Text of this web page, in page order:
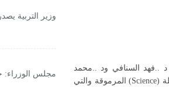
الأحد 26/6/2022 بمقر الجمعية كلا من د ..فهد السنافي ود ..محمد
المكيمي عضوي هيئة التدريس بقسم علوم البحار بكلية العلوم جامعة الكويت لقيامهما بالنشر في مجلة (Science) المرموقة والتي
وزير التربية
مجلس الوزراء: